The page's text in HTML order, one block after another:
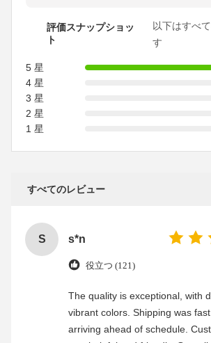
評価スナップショッ
ト
以下はすべ
す
5 星
4 星
3 星
2 星
1 星
すべてのレビュー
S s*n
役立つ (121)
The quality is exceptional, with
vibrant colors. Shipping was
arriving ahead of schedule.